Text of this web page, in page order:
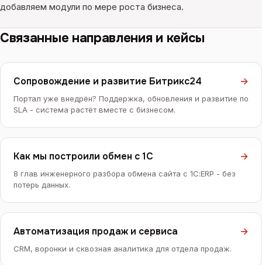
добавляем модули по мере роста бизнеса.
Связанные направления и кейсы
Сопровождение и развитие Битрикс24 →
Портал уже внедрён? Поддержка, обновления и развитие по
SLA - система растёт вместе с бизнесом.
Как мы построили обмен с 1С →
8 глав инженерного разбора обмена сайта с 1С:ERP - без
потерь данных.
Автоматизация продаж и сервиса →
CRM, воронки и сквозная аналитика для отдела продаж.